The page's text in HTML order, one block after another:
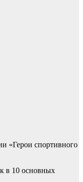
«Герои спортивного
в 10 основных